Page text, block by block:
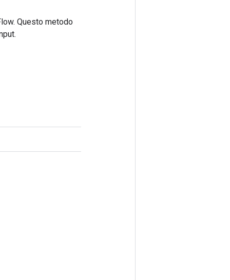
Questo metodo